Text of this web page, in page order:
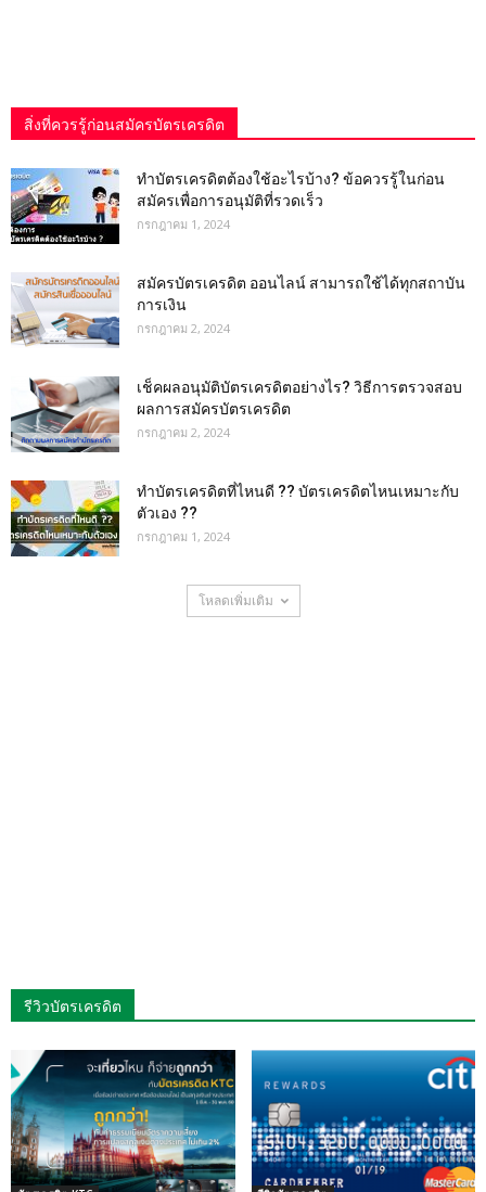
สิ่งที่ควรรู้ก่อนสมัครบัตรเครดิต
ทําบัตรเครดิตต้องใช้อะไรบ้าง? ข้อควรรู้ในก่อน
สมัครเพื่อการอนุมัติที่รวดเร็ว
กรกฎาคม 1, 2024
สมัครบัตรเครดิต ออนไลน์ สามารถใช้ได้ทุกสถาบัน
การเงิน
กรกฎาคม 2, 2024
เช็คผลอนุมัติบัตรเครดิตอย่างไร? วิธีการตรวจสอบ
ผลการสมัครบัตรเครดิต
กรกฎาคม 2, 2024
ทำบัตรเครดิตที่ไหนดี ?? บัตรเครดิตไหนเหมาะกับ
ตัวเอง ??
กรกฎาคม 1, 2024
โหลดเพิ่มเติม
รีวิวบัตรเครดิต